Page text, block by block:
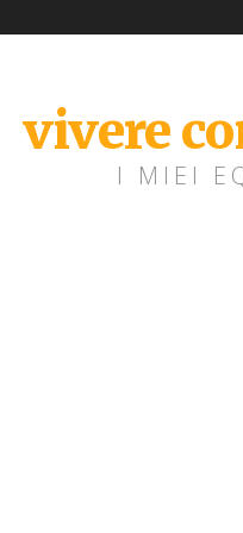
vivere
I MIEI